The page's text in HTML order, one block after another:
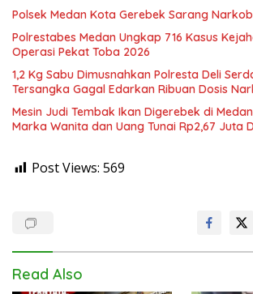
Polsek Medan Kota Gerebek Sarang
Polrestabes Medan Ungkap 716 Kasus
Operasi Pekat Toba 2026
1,2 Kg Sabu Dimusnahkan Polresta Deli
Tersangka Gagal Edarkan Ribuan Dosis
Mesin Judi Tembak Ikan Digerebek di Medan
Marka Wanita dan Uang Tunai Rp2,67 Juta
Post Views: 569
Read Also